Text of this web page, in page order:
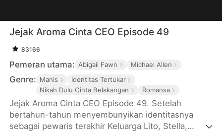
Jejak Aroma Cinta CEO Episode 49
83166
Pemeran utama: Abigail Fawn Michael Allen
Genre: Manis
Identitas Tertukar
Nikah Dulu Cinta Belakangan
Romansa
Jejak Aroma Cinta CEO Episode 49. Setelah
bertahun-tahun menyembunyikan identitasnya
sebagai pewaris terakhir Keluarga Lito, Stella,